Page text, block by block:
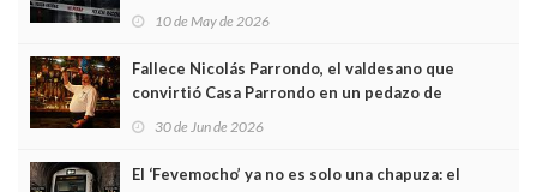
edificio y las cámaras captan sus últimos minutos
10 de May de 2026
Fallece Nicolás Parrondo, el valdesano que
convirtió Casa Parrondo en un pedazo de
Asturias en Madrid
30 de Jun de 2026
El ‘Fevemocho’ ya no es solo una chapuza: el